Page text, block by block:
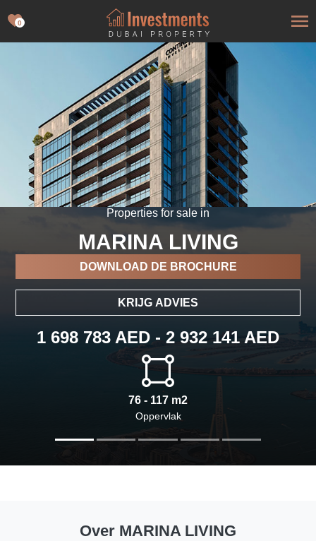
0
Properties for sale in
MARINA LIVING
DOWNLOAD DE BROCHURE
KRIJG ADVIES
1 698 783 AED - 2 932 141 AED
76 - 117 m2
Oppervlak
Over MARINA LIVING